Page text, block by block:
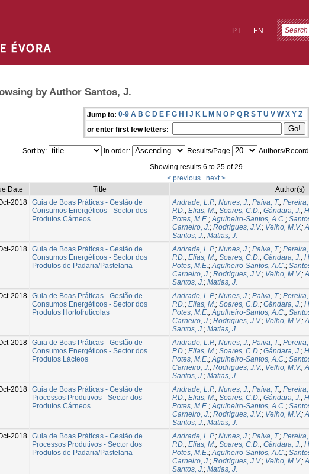
EN
PT
by Author Santos, J.
Jump to: 0-9 A B C D E F G H I J K L M N O P Q R S T U V W X Y Z
or enter first few letters:
Sort by: In order: Results/Page
Authors/
Showing results 6 to 25 of 29
< previous
next >
Date
Title
Author(s)
2018 Guia de Boas Práticas - Gestão de
Consumos Energéticos - Sector dos
Produtos Cárneos
Andrade, L.P.; Nunes, J.; Paiva, T.;
P.D.; Elias, M.; Soares, C.D.; Gândara, J.;
Potes, M.E.;Agulheiro-Santos, A.C.;
Carneiro, J.; Rodrigues, J.V.; Velho, M.V.;
Santos, J.; Matias, J.
2018 Guia de Boas Práticas - Gestão de
Consumos Energéticos - Sector dos
Produtos de Padaria/Pastelaria
Andrade, L.P.; Nunes, J.; Paiva, T.;
P.D.; Elias, M.; Soares, C.D.; Gândara, J.;
Potes, M.E.;Agulheiro-Santos, A.C.;
Carneiro, J.; Rodrigues, J.V.; Velho, M.V.;
Santos, J.; Matias, J.
2018 Guia de Boas Práticas - Gestão de
Consumos Energéticos - Sector dos
Produtos Hortofrutícolas
Andrade, L.P.; Nunes, J.; Paiva, T.;
P.D.; Elias, M.; Soares, C.D.; Gândara, J.;
Potes, M.E.;Agulheiro-Santos, A.C.;
Carneiro, J.; Rodrigues, J.V.; Velho, M.V.;
Santos, J.; Matias, J.
2018 Guia de Boas Práticas - Gestão de
Consumos Energéticos - Sector dos
Produtos Lácteos
Andrade, L.P.; Nunes, J.; Paiva, T.;
P.D.; Elias, M.; Soares, C.D.; Gândara, J.;
Potes, M.E.;Agulheiro-Santos, A.C.;
Carneiro, J.; Rodrigues, J.V.; Velho, M.V.;
Santos, J.; Matias, J.
2018 Guia de Boas Práticas - Gestão de
Processos Produtivos - Sector dos
Produtos Cárneos
Andrade, L.P.; Nunes, J.; Paiva, T.;
P.D.; Elias, M.; Soares, C.D.; Gândara, J.;
Potes, M.E.;Agulheiro-Santos, A.C.;
Carneiro, J.; Rodrigues, J.V.; Velho, M.V.;
Santos, J.; Matias, J.
2018 Guia de Boas Práticas - Gestão de
Processos Produtivos - Sector dos
Produtos de Padaria/Pastelaria
Andrade, L.P.; Nunes, J.; Paiva, T.;
P.D.; Elias, M.; Soares, C.D.; Gândara, J.;
Potes, M.E.;Agulheiro-Santos, A.C.;
Carneiro, J.; Rodrigues, J.V.; Velho, M.V.;
Santos, J.; Matias, J.